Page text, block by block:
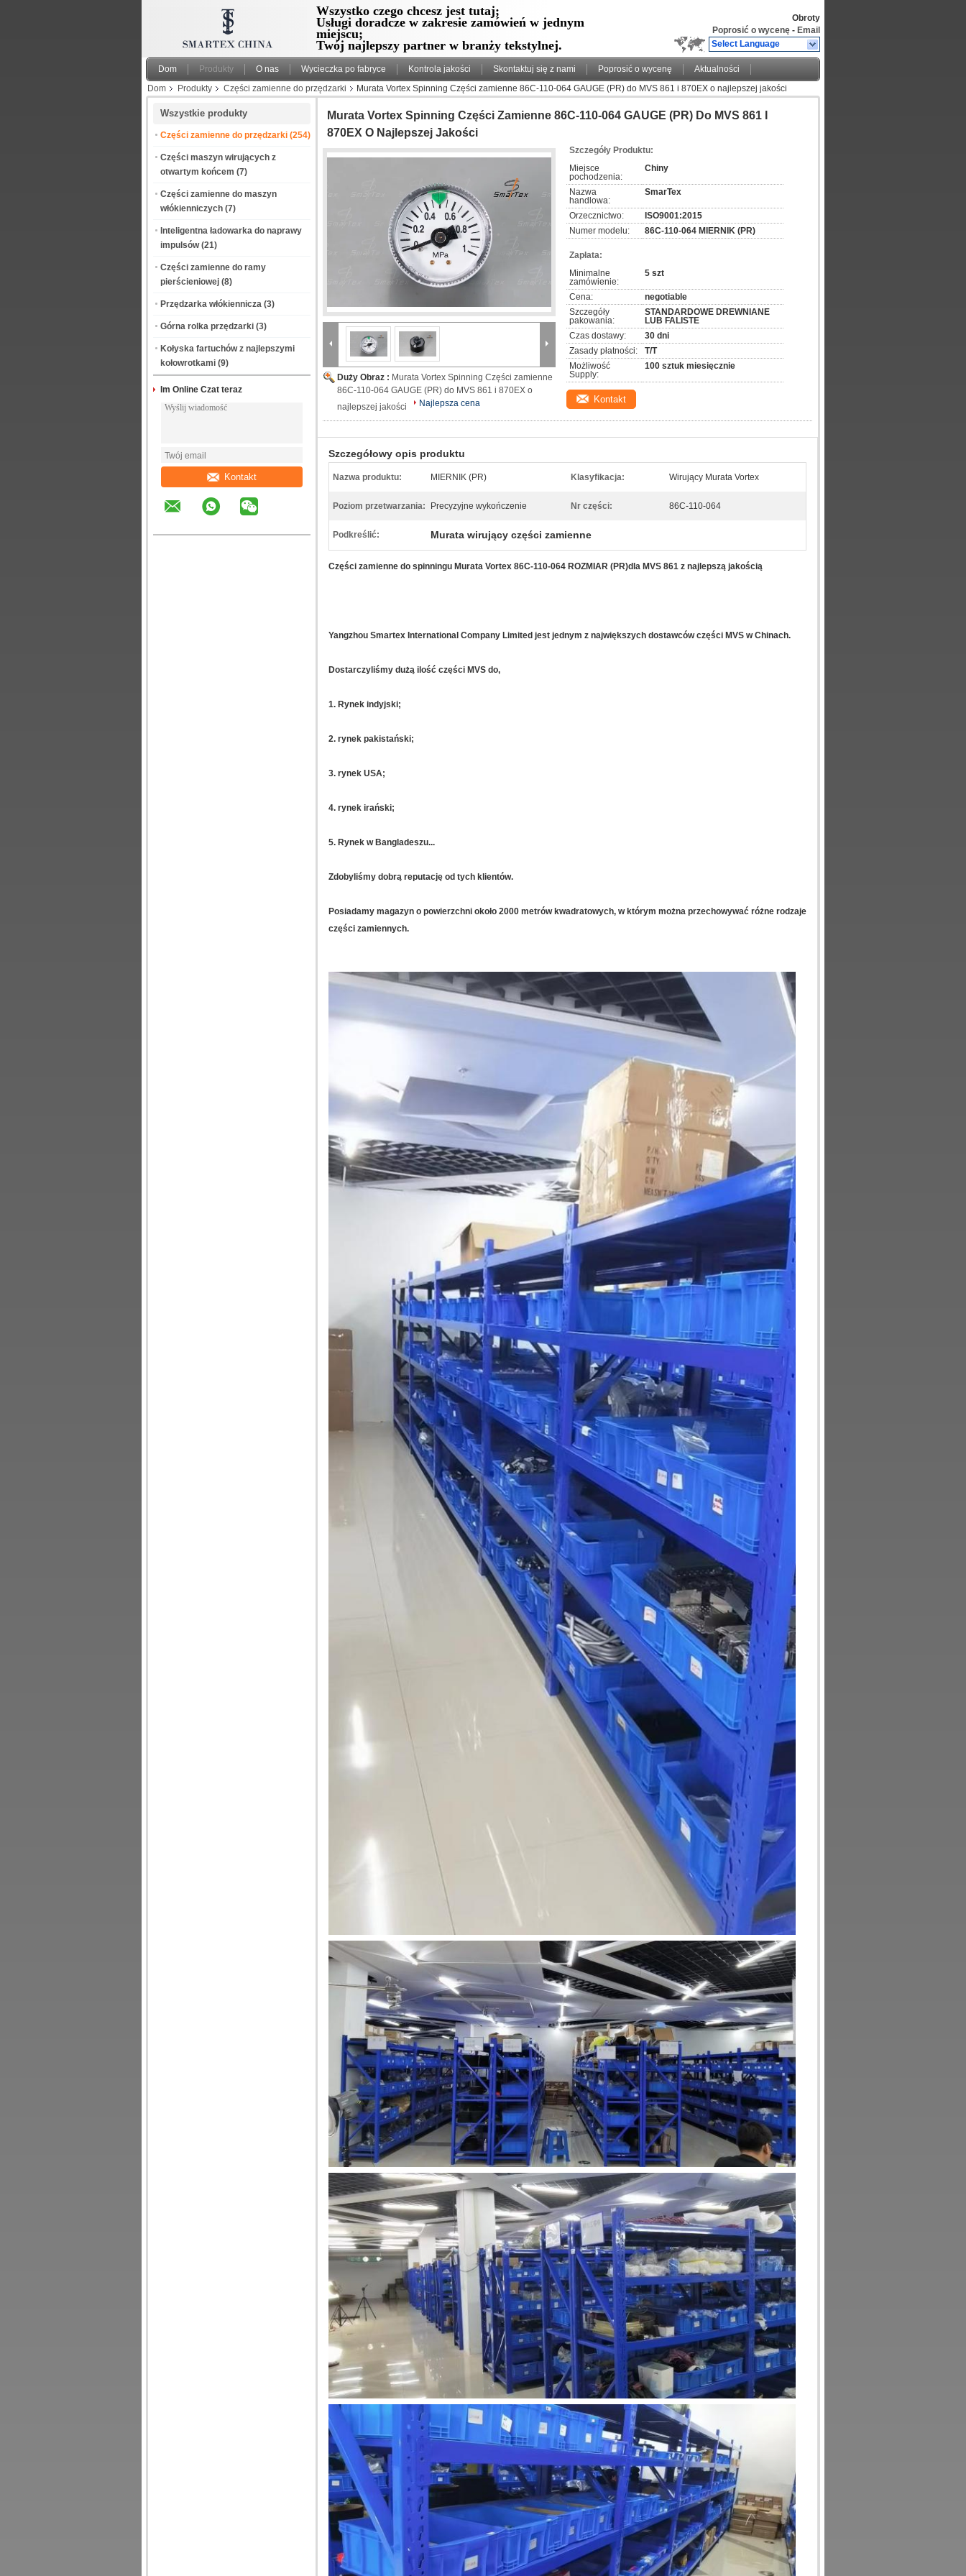
Wszystko czego chcesz jest tutaj;
Usługi doradcze w zakresie zamówień w jednym
miejscu;
Twój najlepszy partner w branży tekstylnej.
Obroty
Poprosić o wycenę - Email
Select Language
Dom Produkty O nas Wycieczka po fabryce Kontrola jakości Skontaktuj się z nami Poprosić o wycenę
Aktualności
Dom
Produkty Części zamienne do przędzarki Murata Vortex Spinning Części zamienne 86C-110-064 GAUGE (PR) do MVS 861 i 870EX o najlepszej jakości
Wszystkie produkty
Części zamienne do przędzarki (254)
Części maszyn wirujących z
otwartym końcem (7)
Części zamienne do maszyn
włókienniczych (7)
Inteligentna ładowarka do naprawy
impulsów (21)
Części zamienne do ramy
pierścieniowej (8)
Przędzarka włókiennicza (3)
Górna rolka przędzarki (3)
Kołyska fartuchów z najlepszymi
kołowrotkami (9)
Im Online Czat teraz
Kontakt
Murata Vortex Spinning Części Zamienne 86C-110-064 GAUGE (PR) Do MVS 861 I
870EX O Najlepszej Jakości
Duży Obraz : Murata Vortex Spinning Części zamienne
86C-110-064 GAUGE (PR) do MVS 861 i 870EX o
najlepszej jakości
Najlepsza cena
Szczegóły Produktu:
Miejsce
pochodzenia:
Chiny
Nazwa
handlowa:
SmarTex
Orzecznictwo:
ISO9001:2015
Numer modelu:
86C-110-064 MIERNIK (PR)
Zapłata:
Minimalne
zamówienie:
5 szt
Cena:
negotiable
Szczegóły
pakowania:
STANDARDOWE DREWNIANE
LUB FALISTE
Czas dostawy:
30 dni
Zasady płatności:
T/T
Możliwość
Supply:
100 sztuk miesięcznie
Kontakt
Szczegółowy opis produktu
Nazwa produktu: MIERNIK (PR) Klasyfikacja: Wirujący Murata Vortex
Poziom przetwarzania: Precyzyjne wykończenie Nr części: 86C-110-064
Podkreślić: Murata wirujący części zamienne
Części zamienne do spinningu Murata Vortex 86C-110-064 ROZMIAR (PR)dla MVS 861 z najlepszą jakością
Yangzhou Smartex International Company Limited jest jednym z największych dostawców części MVS w Chinach.
Dostarczyliśmy dużą ilość części MVS do,
1. Rynek indyjski;
2. rynek pakistański;
3. rynek USA;
4. rynek irański;
5. Rynek w Bangladeszu...
Zdobyliśmy dobrą reputację od tych klientów.
Posiadamy magazyn o powierzchni około 2000 metrów kwadratowych, w którym można przechowywać różne rodzaje
części zamiennych.